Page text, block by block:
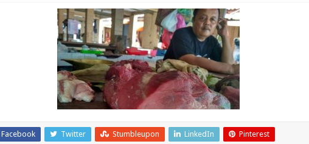
Facebook Twitter Stumbleupon LinkedIn Pinterest